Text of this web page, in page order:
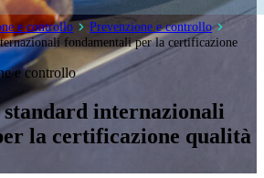
e controllo
Prevenzione e controllo
fondamentali per la certificazione
e controllo
internazionali
la certificazione qualità